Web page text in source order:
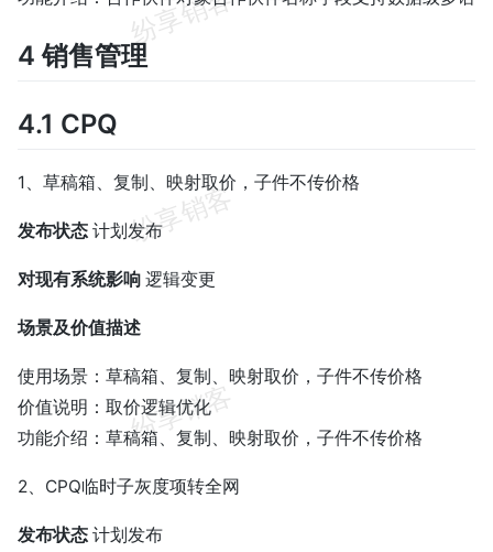
4 销售管理
4.1 CPQ
1、草稿箱、复制、映射取价，子件不传价格
发布状态 计划发布
对现有系统影响 逻辑变更
场景及价值描述
使用场景：草稿箱、复制、映射取价，子件不传价格
价值说明：取价逻辑优化
功能介绍：草稿箱、复制、映射取价，子件不传价格
2、CPQ临时子灰度项转全网
发布状态 计划发布